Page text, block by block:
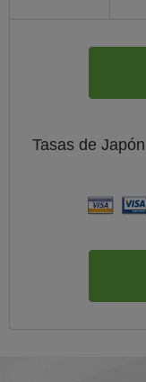
Tasas de